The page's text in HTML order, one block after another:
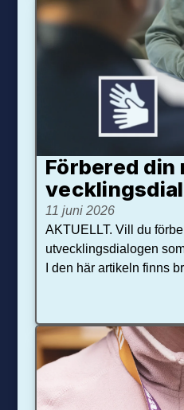
Förbered
11 juni 2026
AKTUELLT. Vill du
utvecklingsdialogen
I den här artikeln finns